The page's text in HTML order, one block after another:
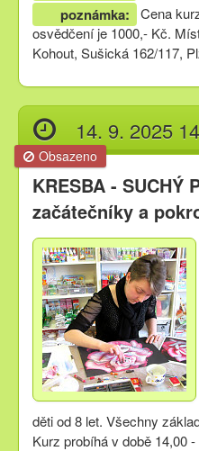
poznámka:
Cena
osvědčení je 1000,- Kč.
Kohout, Sušická 162/117,
14. 9. 2025
Obsazeno
KRESBA - SUCHÝ
začátečníky a
děti od 8 let. Všechny
Kurz probíhá v době 14,00 -